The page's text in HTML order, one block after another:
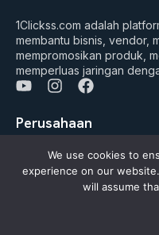
1Clickss.com adalah
membantu bisnis, vendor,
mempromosikan produk,
memperluas jaringan
Y
u
t
e
I
s
t
a
g
r
F
c
e
o
o
k
Perusahaan
FAQ’s
We use cookies to
experience on our
will assume